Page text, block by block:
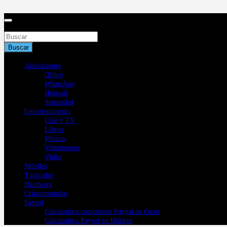
al
Buscar
Aplicaciones
Office
WhatsApp
Hotmail
Seguridad
Entretenimiento
Cine y TV
Libros
Música
Videojuegos
Vídeo
Móviles
Tutoriales
Hardware
Criptomonedas
Paypal
Calculadora comisiones Paypal en €uros
Calculadora Paypal en Dólares